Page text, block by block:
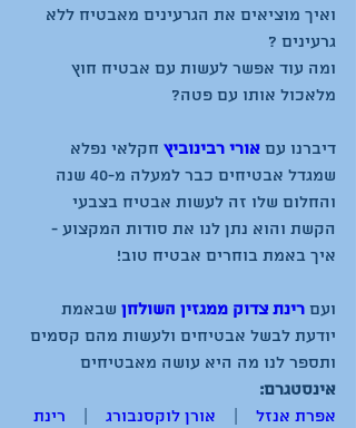
ואיך מוציאים את הגרעינים מאבטיח ללא
ומה עוד אפשר לעשות עם אבטיח חוץ
דיברנו עם אורי רבינוביץ חקלאי נפלא
שמגדל אבטיחים כבר למעלה מ-40 שנה
והחלום שלו זה לעשות אבטיח בצבעי
הקשת והוא נתן לנו את סודות המקצוע -
ועם רינת צדוק ממגזין השולחן שבאמת
יודעת לבשל אבטיחים ולעשות מהם קסמים
ותספר לנו מה היא עושה מאבטיחים
אינסטגרם:
אפרת אנזל
אורן לוקסנבורג
רינת